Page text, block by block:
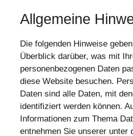
Allgemeine
Die folgenden Hinweise
Überblick darüber, was mit
personenbezogenen Daten
diese Website besuchen.
Daten sind alle Daten, mit
identifiziert werden können.
Informationen zum Thema
entnehmen Sie unserer unter